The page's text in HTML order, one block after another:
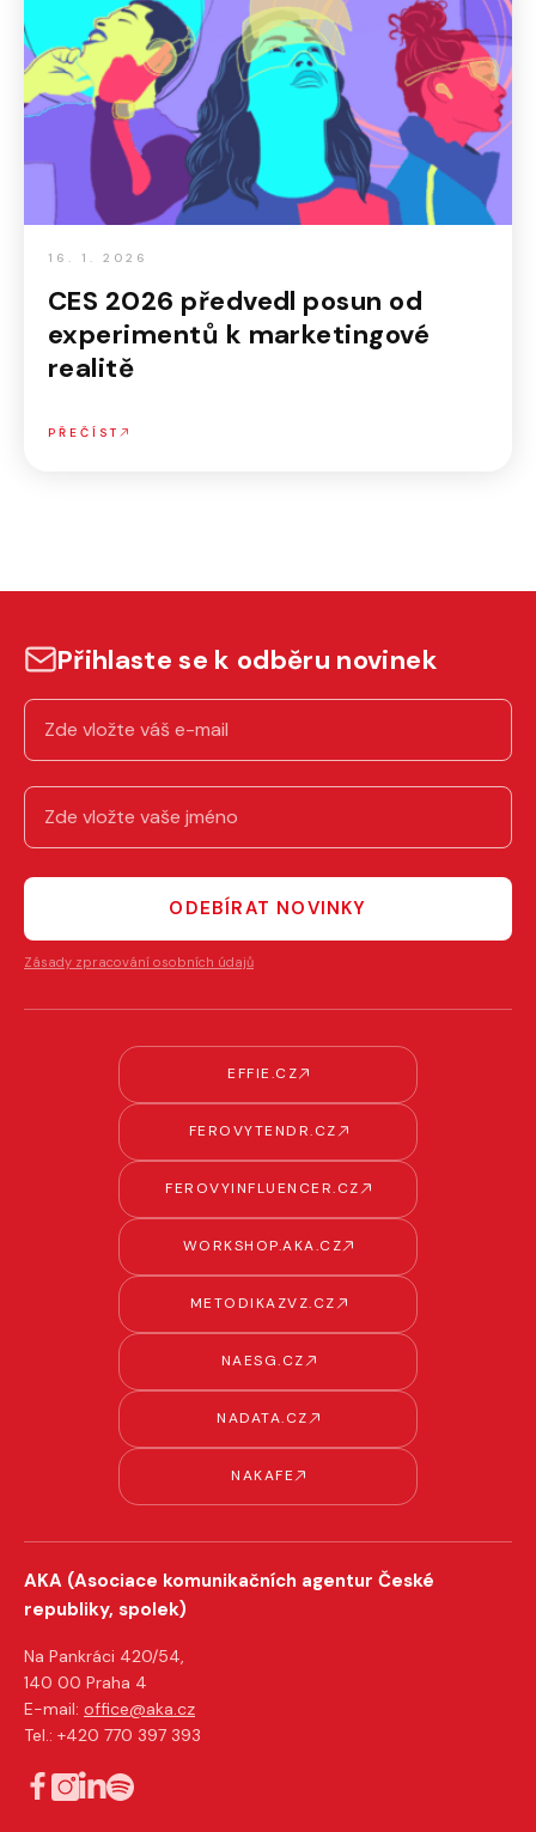
16. 1. 2026
CES 2026 předvedl posun od
experimentů k marketingové
realitě
PŘEČÍST
Přihlaste se k odběru novinek
ODEBÍRAT NOVINKY
Zásady zpracování osobních údajů
EFFIE.CZ
FEROVYTENDR.CZ
FEROVYINFLUENCER.CZ
WORKSHOP.AKA.CZ
METODIKAZVZ.CZ
NAESG.CZ
NADATA.CZ
NAKAFE
AKA (Asociace komunikačních agentur České
republiky, spolek)
Na Pankráci 420/54,
140 00 Praha 4
E-mail: office@aka.cz
Tel.: +420 770 397 393